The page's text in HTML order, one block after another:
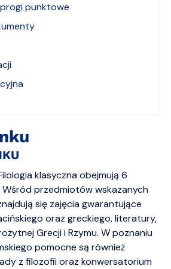
klasyczna obejmują 6
przedmiotów wskazanych
się zajęcia gwarantujące
oraz greckiego, literatury,
Grecji i Rzymu. W poznaniu
pomocne są również
z filozofii oraz konwersatorium
punktowe